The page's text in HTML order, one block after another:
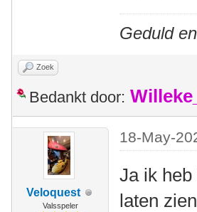
Geduld
Zoek
Bedankt door:
Veloquest
Valsspeler
18-May-
Ja ik
laten